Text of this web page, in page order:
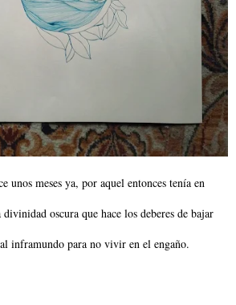
unos meses ya, por aquel entonces tenía en
divinidad oscura que hace los deberes de bajar
inframundo para no vivir en el engaño.